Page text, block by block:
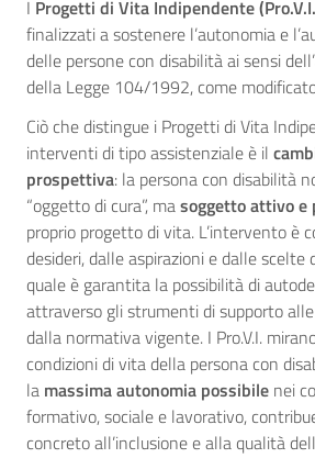
I Progetti di Vita Indipendente
finalizzati a sostenere l’autonomia e
delle persone con disabilità ai sensi
della Legge 104/1992, come
Ciò che distingue i Progetti di Vita
interventi di tipo assistenziale è il
prospettiva: la persona con disabilità
“oggetto di cura”, masoggetto attivo e
proprio progetto di vita. L’intervento è
desideri, dalle aspirazioni e dalle scelte
quale è garantita la possibilità di
attraverso gli strumenti di supporto
dalla normativa vigente. I Pro.V.I.
condizioni di vita della persona con
la massima autonomia possibile nei
formativo, sociale e lavorativo,
concreto all’inclusione e alla qualità